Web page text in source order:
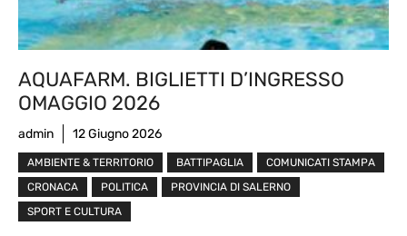
AQUAFARM. BIGLIETTI D’INGRESSO
OMAGGIO 2026
admin 12 Giugno 2026
AMBIENTE & TERRITORIO BATTIPAGLIA
COMUNICATI STAMPA
CRONACA
POLITICA
PROVINCIA DI SALERNO
SPORT E CULTURA